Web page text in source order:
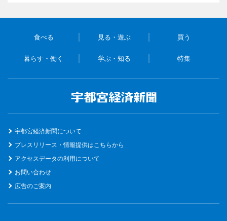
食べる 見る・遊ぶ 買う
暮らす・働く 学ぶ・知る 特集
宇都宮経済新聞について
プレスリリース・情報提供はこちらから
アクセスデータの利用について
お問い合わせ
広告のご案内